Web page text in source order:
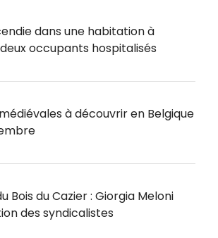
dans une habitation à
occupants hospitalisés
à découvrir en Belgique
Bois du Cazier : Giorgia Meloni
des syndicalistes